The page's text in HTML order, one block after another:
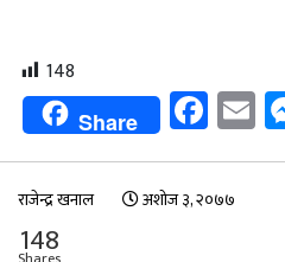
148
Share
राजेन्द्र खनाल अशोज ३, २०७७
148